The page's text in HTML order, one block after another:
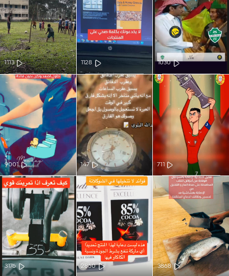
1030
1128
1113
711
147
9001
3868
2860
3176